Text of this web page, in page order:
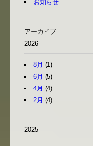
お知らせ
アーカイブ
2026
8月 (1)
6月 (5)
4月 (4)
2月 (4)
2025